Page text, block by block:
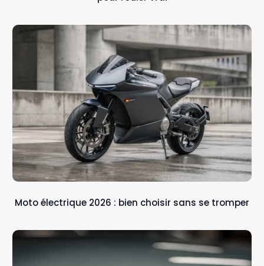
Moto électrique 2026 : bien choisir sans se tromper